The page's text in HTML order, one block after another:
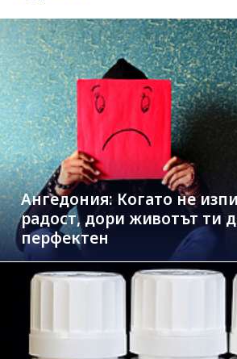
Ангедония: Когато не
радост, дори животът ти
перфектен